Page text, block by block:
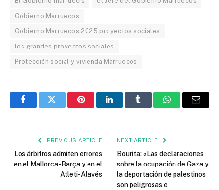
Gobierno Marruecos
Gobierno Marruecos 2025 proyectos sociales
los grandes proyectos sociales
Protección social y vivienda Marruecos
FacebookTwitter PinterestLinkedInTumblr WhatsAppEmail
PREVIOUS ARTICLE
Los árbitros admiten errores
en el Mallorca-Barça y en el
Atleti-Alavés
NEXT ARTICLE
Bourita: «Las declaraciones
sobre la ocupación de Gaza y
la deportación de palestinos
son peligrosas e